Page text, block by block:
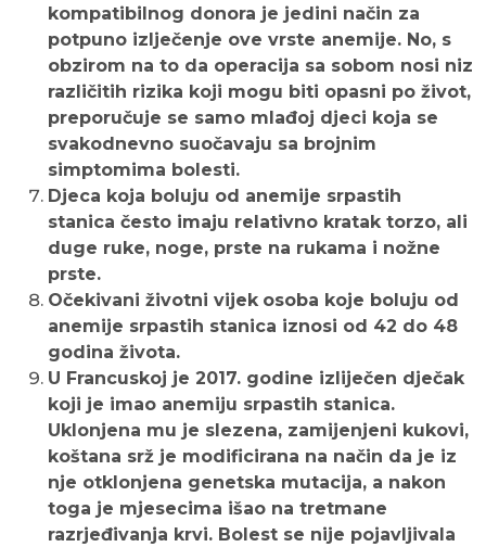
kompatibilnog donora je jedini način za
potpuno izlječenje ove vrste anemije. No, s
obzirom na to da operacija sa sobom nosi niz
različitih rizika koji mogu biti opasni po život,
preporučuje se samo mlađoj djeci koja se
svakodnevno suočavaju sa brojnim
simptomima bolesti.
Djeca koja boluju od anemije srpastih
stanica često imaju relativno kratak torzo, ali
duge ruke, noge, prste na rukama i nožne
prste.
Očekivani životni vijek osoba koje boluju od
anemije srpastih stanica iznosi od 42 do 48
godina života.
U Francuskoj je 2017. godine izliječen dječak
koji je imao anemiju srpastih stanica.
Uklonjena mu je slezena, zamijenjeni kukovi,
koštana srž je modificirana na način da je iz
nje otklonjena genetska mutacija, a nakon
toga je mjesecima išao na tretmane
razrjeđivanja krvi. Bolest se nije pojavljivala